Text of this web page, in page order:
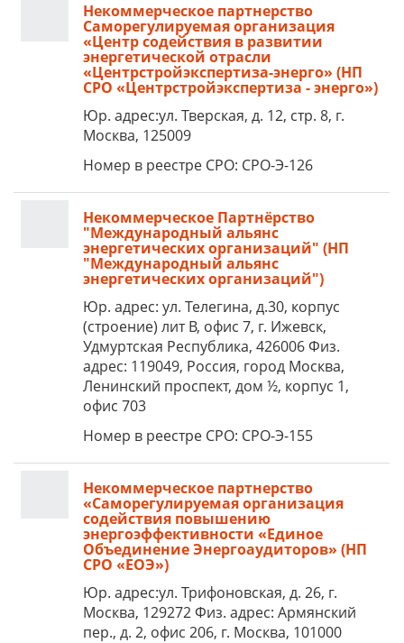
Некоммерческое партнерство
Саморегулируемая организация
«Центр содействия в развитии
энергетической отрасли
«Центрстройэкспертиза-энерго» (НП
СРО «Центрстройэкспертиза - энерго»)
Юр. адрес:ул. Тверская, д. 12, стр. 8, г.
Москва, 125009
Номер в реестре СРО: СРО-Э-126
Некоммерческое Партнёрство
"Международный альянс
энергетических организаций" (НП
"Международный альянс
энергетических организаций")
Юр. адрес: ул. Телегина, д.30, корпус
(строение) лит В, офис 7, г. Ижевск,
Удмуртская Республика, 426006 Физ.
адрес: 119049, Россия, город Москва,
Ленинский проспект, дом ½, корпус 1,
офис 703
Номер в реестре СРО: СРО-Э-155
Некоммерческое партнерство
«Саморегулируемая организация
содействия повышению
энергоэффективности «Единое
Объединение Энергоаудиторов» (НП
СРО «ЕОЭ»)
Юр. адрес:ул. Трифоновская, д. 26, г.
Москва, 129272 Физ. адрес: Армянский
пер., д. 2, офис 206, г. Москва, 101000